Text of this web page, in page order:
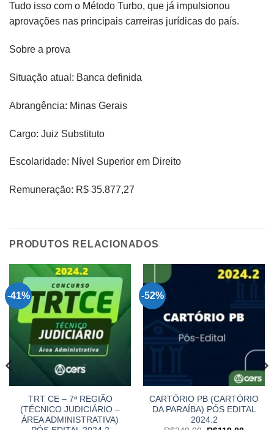
Tudo isso com o Método Turbo, que já impulsionou
aprovações nas principais carreiras jurídicas do país.
Sobre a prova
Situação atual: Banca definida
Abrangência: Minas Gerais
Cargo: Juiz Substituto
Escolaridade: Nível Superior em Direito
Remuneração: R$ 35.877,27
PRODUTOS RELACIONADOS
-41%
TRT CE – 7ª REGIÃO
(TÉCNICO JUDICIÁRIO –
ÁREA ADMINISTRATIVA)
-52%
CARTÓRIO PB (CARTÓRIO
DA PARAÍBA) PÓS EDITAL
2024.2